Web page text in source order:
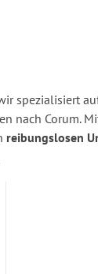
spezialisiert
nach Corum.
reibungslosen